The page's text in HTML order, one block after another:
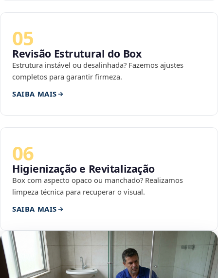
05
Revisão Estrutural do Box
Estrutura instável ou desalinhada? Fazemos ajustes
completos para garantir firmeza.
SAIBA MAIS
06
Higienização e Revitalização
Box com aspecto opaco ou manchado? Realizamos
limpeza técnica para recuperar o visual.
SAIBA MAIS